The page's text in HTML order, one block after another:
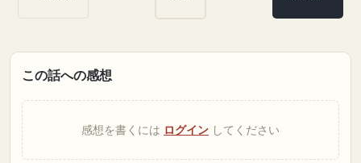
この話への感想
感想を書くには ログイン してください